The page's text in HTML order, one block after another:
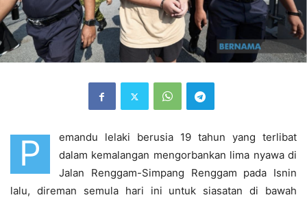
P
emandu lelaki berusia 19 tahun yang terlibat
dalam kemalangan mengorbankan lima nyawa di
Jalan Renggam-Simpang Renggam pada Isnin
lalu, direman semula hari ini untuk siasatan di bawah